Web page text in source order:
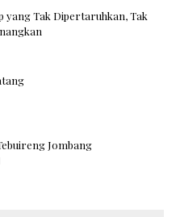
yang Tak Dipertaruhkan, Tak
Jombang